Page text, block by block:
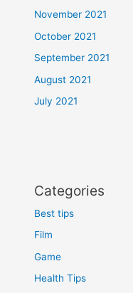
November 2021
October 2021
September 2021
August 2021
July 2021
Categories
Best tips
Film
Game
Health Tips